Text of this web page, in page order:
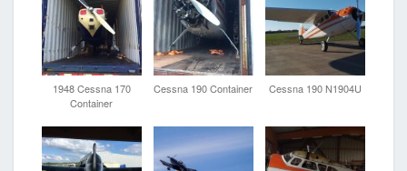
1948 Cessna 170
Container
Cessna 190 Container Cessna 190 N1904U